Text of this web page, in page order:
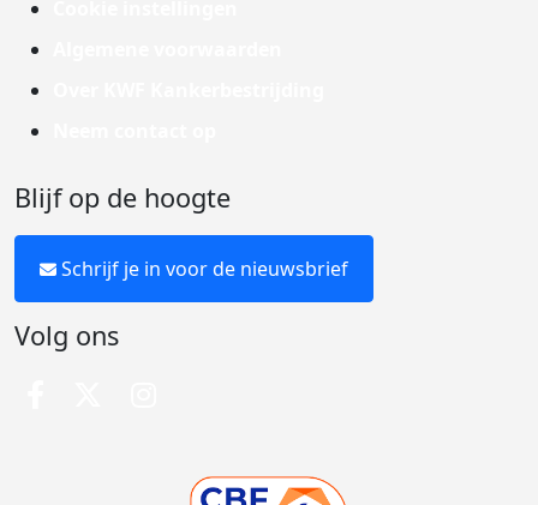
Blijf op de hoogte
Schrijf je in voor de nieuwsbrief
Volg ons